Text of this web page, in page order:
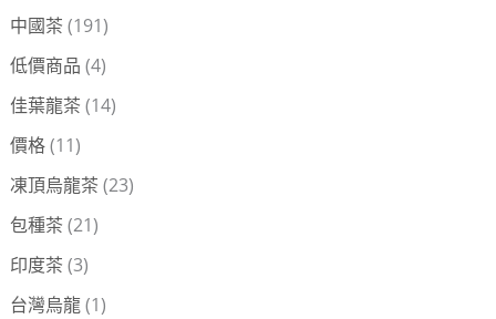
中國茶 (191)
低價商品 (4)
佳葉龍茶 (14)
價格(11)
凍頂烏龍茶 (23)
包種茶 (21)
印度茶 (3)
台灣烏龍(1)